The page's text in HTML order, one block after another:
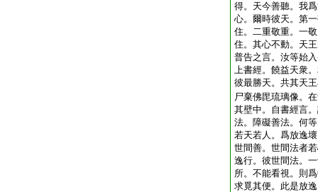
得。天今善聽。我
心。爾時彼天。第
住。二重敬重。一
住。其心不動。天
普告之言。汝等始
上書經。饒益天衆
彼最勝天。共其天
尸棄佛毘琉璃像。
其壁中。自書經言
法。障礙善法。何
若天若人。爲放逸
世間善。世間法者
逸行。彼世間法。
所。不能看視。則
求覓其便。此是放